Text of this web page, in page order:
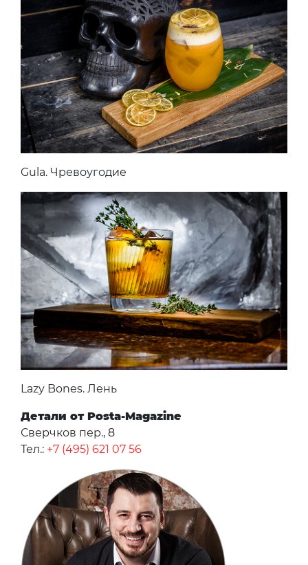
Gula. Чревоугодие
Lazy Bones. Лень
Детали от Posta-Magazine
Сверчков пер., 8
Тел.: +7 (495) 621 07 56